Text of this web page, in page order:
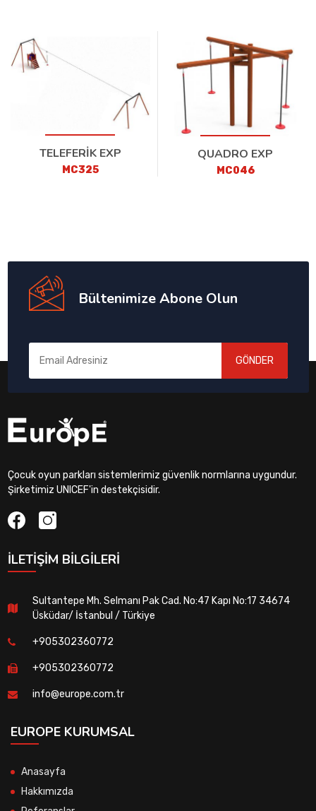
TELEFERİK EXP
MC325
QUADRO EXP
MC046
Bültenimize Abone Olun
GÖNDER
Çocuk oyun parkları sistemlerimiz güvenlik normlarına uygundur.
Şirketimiz UNICEF'in destekçisidir.
İLETIŞIM BILGILERI
Sultantepe Mh. Selmanı Pak Cad. No:47 Kapı No:17 34674
Üsküdar/ İstanbul / Türkiye
+905302360772
+905302360772
info@europe.com.tr
EUROPE KURUMSAL
Anasayfa
Hakkımızda